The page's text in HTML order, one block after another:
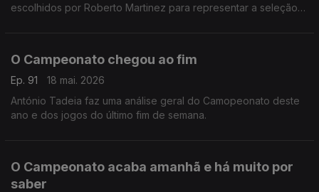
escolhidos por Roberto Martinez para representar a seleção
O Campeonato chegou ao fim
Ep. 91
18 mai. 2026
António Tadeia faz uma análise geral do Camopeonato deste
ano e dos jogos do último fim de semana.
O Campeonato acaba amanhã e há muito por
saber